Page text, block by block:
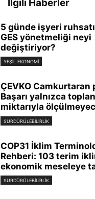
İlgili Haberler
5 günde işyeri
GES yönetmeliği neyi
değiştiriyor?
YEŞIL EKONOMI
ÇEVKO Camkurtaran
Başarı yalnızca
miktarıyla
SÜRDÜRÜLEBILIRLIK
COP31 İklim
Rehberi: 103 terim
ekonomik meseleye
SÜRDÜRÜLEBILIRLIK